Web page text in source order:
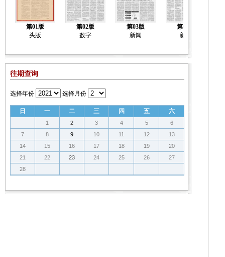
第01版
头版
第02版
数字
第03版
新闻
第04版
新闻
往期查询
选择年份 选择月份
日 一 二 三 四 五 六
1 2 3 4 5
6
7
8 9 10 11 12
13
14
15 16 17 18 19
20
21
22 23 24 25 26
27
28